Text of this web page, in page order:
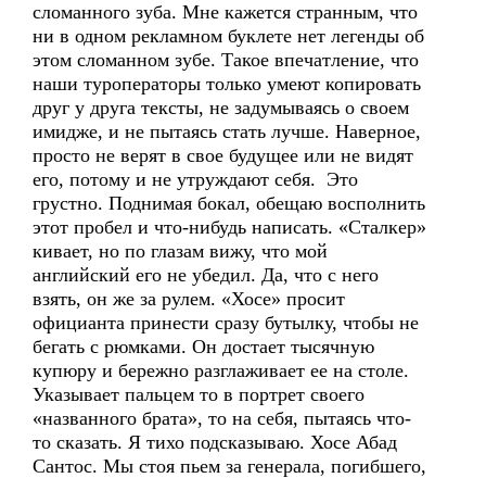
сломанного зуба. Мне кажется странным, что
ни в одном рекламном буклете нет легенды об
этом сломанном зубе. Такое впечатление, что
наши туроператоры только умеют копировать
друг у друга тексты, не задумываясь о своем
имидже, и не пытаясь стать лучше. Наверное,
просто не верят в свое будущее или не видят
его, потому и не утруждают себя. Это
грустно. Поднимая бокал, обещаю восполнить
этот пробел и что-нибудь написать. «Сталкер»
кивает, но по глазам вижу, что мой
английский его не убедил. Да, что с него
взять, он же за рулем. «Хосе» просит
официанта принести сразу бутылку, чтобы не
бегать с рюмками. Он достает тысячную
купюру и бережно разглаживает ее на столе.
Указывает пальцем то в портрет своего
«названного брата», то на себя, пытаясь что-
то сказать. Я тихо подсказываю. Хосе Абад
Сантос. Мы стоя пьем за генерала, погибшего,